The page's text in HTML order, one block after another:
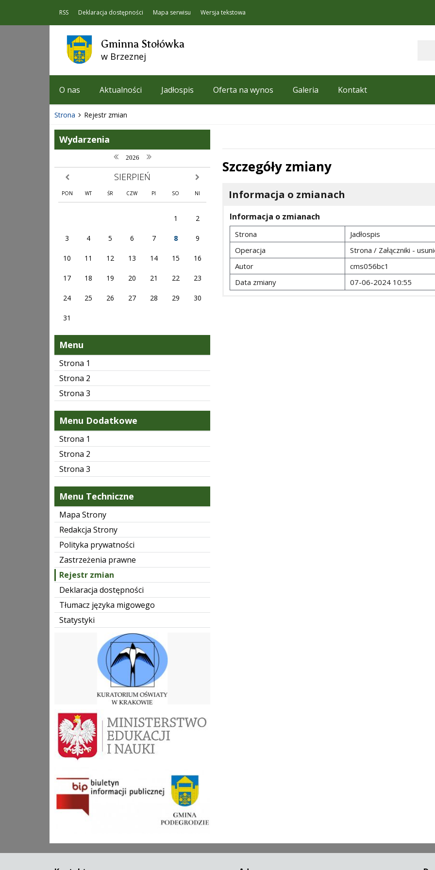
RSS Deklaracja dostępności Mapa serwisu Wersja tekstowa
Gminna Stołówka
w Brzeznej
O nas Aktualności Jadłospis Oferta na wynos Galeria Kontakt
Strona Rejestr zmian
Wydarzenia
poprzedni rok
2026 następny rok
poprzedni miesiąc SIERPIEŃ następny miesiąc
PON WT ŚR CZW PI SO NI
1 2
3 4 5 6 7 8 9
10 11 12 13 14 15 16
17 18 19 20 21 22 23
24 25 26 27 28 29 30
31
Menu
Strona 1
Strona 2
Strona 3
Menu Dodatkowe
Strona 1
Strona 2
Strona 3
Menu Techniczne
Mapa Strony
Redakcja Strony
Polityka prywatności
Zastrzeżenia prawne
Rejestr zmian
Deklaracja dostępności
Tłumacz języka migowego
Statystyki
Szczegóły zmiany
Informacja o zmianach
Informacja o zmianach
Strona
Jadłospis
Operacja
Strona / Załączniki -
Autor
cms056bc1
Data zmiany
07-06-2024 10:55